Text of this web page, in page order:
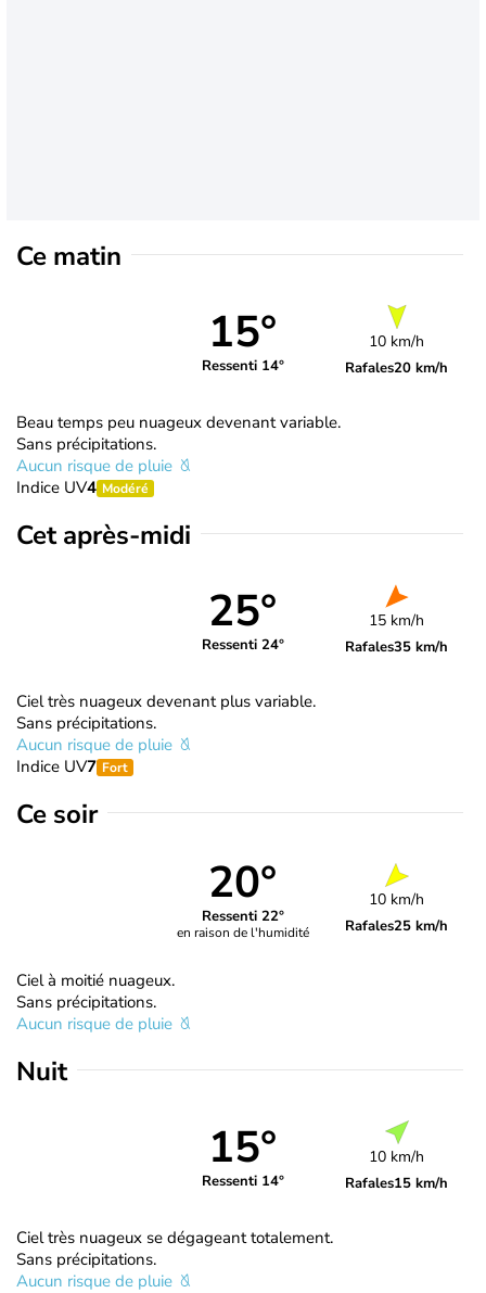
Ce matin
15°
Ressenti 14°
10 km/h
Rafales20 km/h
Beau temps peu nuageux devenant variable.
Sans précipitations.
Aucun risque de pluie
Indice UV4 Modéré
Cet après-midi
25°
Ressenti 24°
15 km/h
Rafales35 km/h
Ciel très nuageux devenant plus variable.
Sans précipitations.
Aucun risque de pluie
Indice UV7 Fort
Ce soir
20°
Ressenti 22°
en raison de l'humidité
10 km/h
Rafales25 km/h
Ciel à moitié nuageux.
Sans précipitations.
Aucun risque de pluie
Nuit
15°
Ressenti 14°
10 km/h
Rafales15 km/h
Ciel très nuageux se dégageant totalement.
Sans précipitations.
Aucun risque de pluie